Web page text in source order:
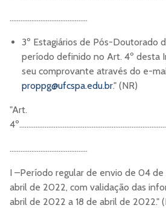
...........................................
3º Estagiários de Pós-Doutorado
período definido no Art. 4º desta
seu comprovante através do e-
proppg@ufcspa.edu.br." (NR)
"Art.
...........................................
I –Período regular de envio de 04 de
abril de 2022, com validação das
abril de 2022 a 18 de abril de 2022."